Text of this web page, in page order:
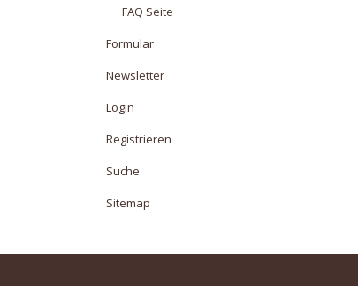
FAQ Seite
Formular
Newsletter
Login
Registrieren
Suche
Sitemap